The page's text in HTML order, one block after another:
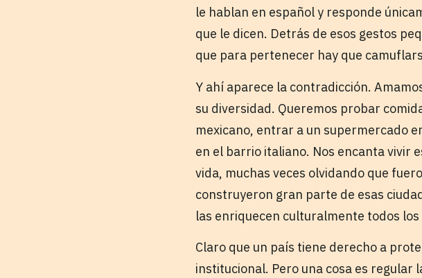
le hablan en español y responde
que le dicen. Detrás de esos gestos
que para pertenecer hay que
Y ahí aparece la contradicción.
su diversidad. Queremos probar
mexicano, entrar a un supermercado
en el barrio italiano. Nos encanta vivir
vida, muchas veces olvidando que
construyeron gran parte de esas
las enriquecen culturalmente todos los
Claro que un país tiene derecho a
institucional. Pero una cosa es